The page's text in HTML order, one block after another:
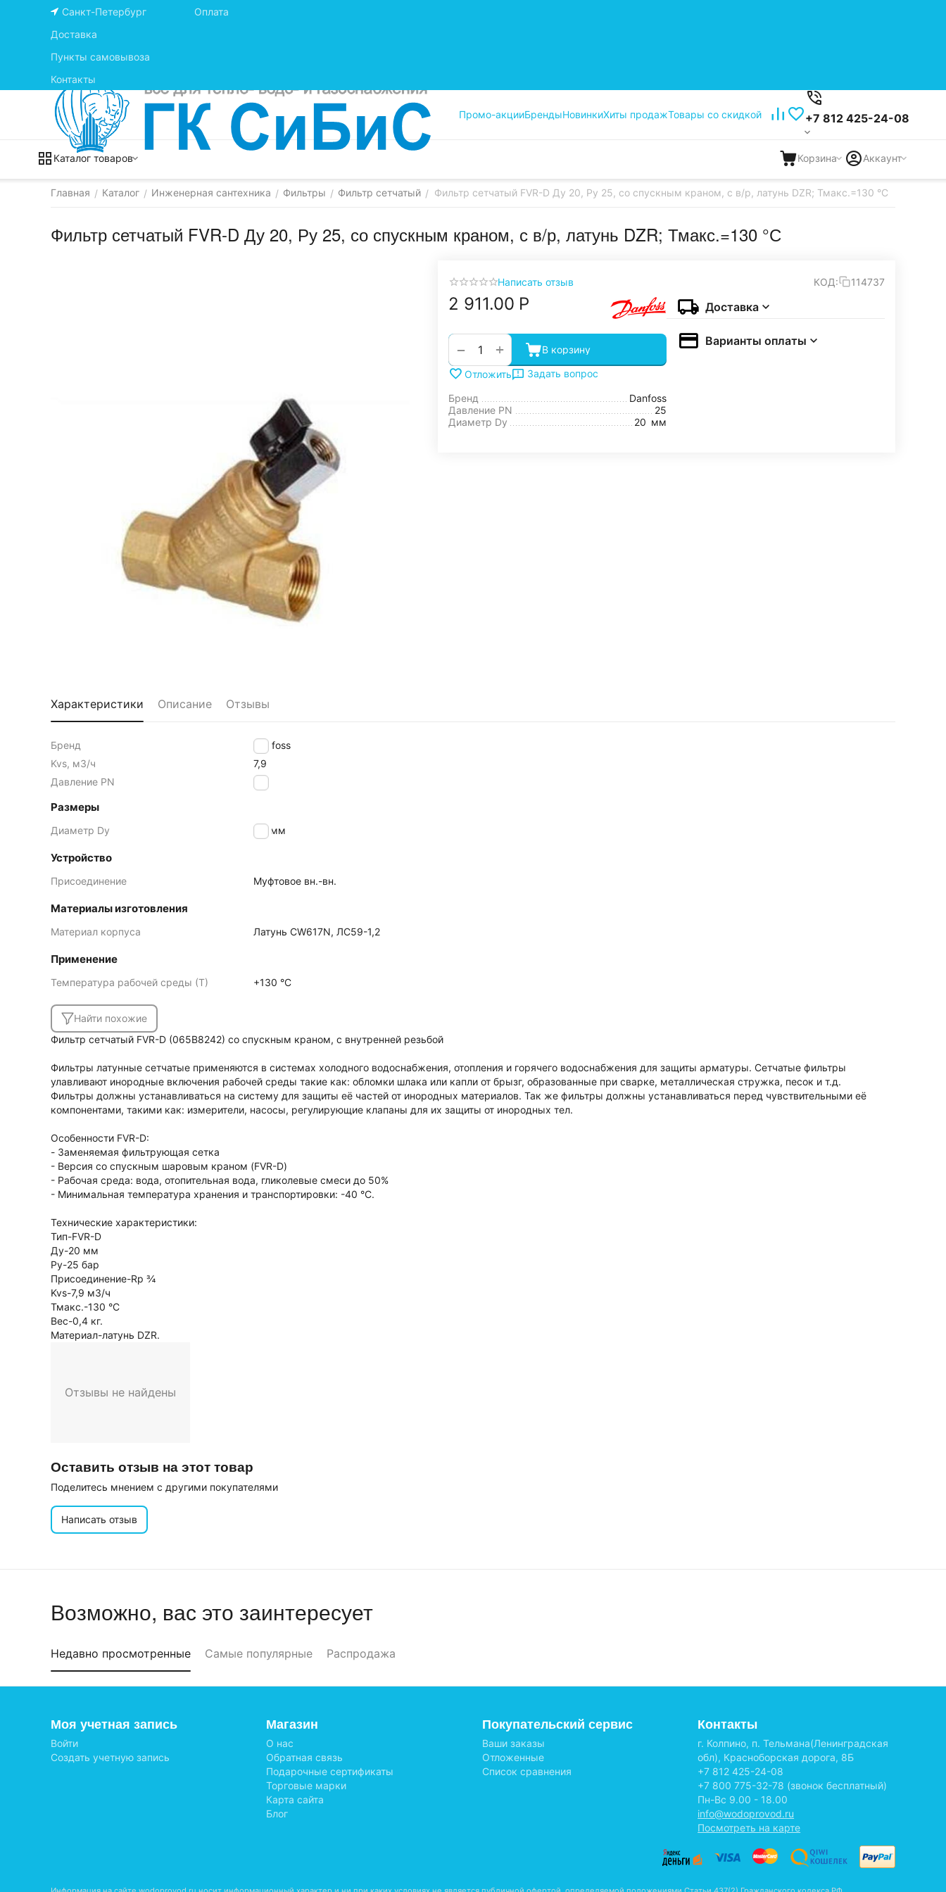
Санкт-Петербург
Оплата
Доставка
Пункты самовывоза
Контакты
Промо-акцииБрендыНовинкиХиты продажТовары со скидкой +7 812 425-24-08
Каталог товаров Корзина Аккаунт
Главная / Каталог / Инженерная сантехника / Фильтры / Фильтр сетчатый / Фильтр сетчатый FVR-D Ду 20, Ру 25, со спускным краном, с в/р, латунь DZR; Тмакс.=130 °С
Фильтр сетчатый FVR-D Ду 20, Ру 25, со спускным краном, с в/р, латунь DZR; Тмакс.=130 °С
Написать отзыв КОД: 114737
2 911.00 Р
+
− В корзину
Отложить Задать вопрос
Бренд
Danfoss
Давление PN
25
Диаметр Dy
20 мм
Доставка
Варианты оплаты
Характеристики Описание Отзывы
Бренд
Danfoss
Kvs, м3/ч
7,9
Давление PN
25
Размеры
Диаметр Dy 20 мм
Устройство
Присоединение Муфтовое вн.-вн.
Материалы изготовления
Материал корпуса Латунь CW617N, ЛС59-1,2
Применение
Температура рабочей среды (Т) +130 °C
Найти похожие
Фильтр сетчатый FVR-D (065B8242) со спускным краном, с внутренней резьбой
Фильтры латунные сетчатые применяются в системах холодного водоснабжения, отопления и горячего водоснабжения для защиты арматуры. Сетчатые фильтры
улавливают инородные включения рабочей среды такие как: обломки шлака или капли от брызг, образованные при сварке, металлическая стружка, песок и т.д.
Фильтры должны устанавливаться на систему для защиты её частей от инородных материалов. Так же фильтры должны устанавливаться перед чувствительными её
компонентами, такими как: измерители, насосы, регулирующие клапаны для их защиты от инородных тел.
Особенности FVR-D:
- Заменяемая фильтрующая сетка
- Версия со спускным шаровым краном (FVR-D)
- Рабочая среда: вода, отопительная вода, гликолевые смеси до 50%
- Минимальная температура хранения и транспортировки: -40 °С.
Технические характеристики:
Тип-FVR-D
Ду-20 мм
Ру-25 бар
Присоединение-Rp ¾
Kvs-7,9 м3/ч
Тмакс.-130 °С
Вес-0,4 кг.
Материал-латунь DZR.
Отзывы не найдены
Оставить отзыв на этот товар
Поделитесь мнением с другими покупателями
Написать отзыв
Возможно, вас это заинтересует
Недавно просмотренные Самые популярные Распродажа
Моя учетная запись
Войти
Создать учетную запись
Магазин
О нас
Обратная связь
Подарочные сертификаты
Торговые марки
Карта сайта
Блог
Покупательский сервис
Ваши заказы
Отложенные
Список сравнения
Контакты
г. Колпино, п. Тельмана(Ленинградская
обл), Красноборская дорога, 8Б
+7 812 425-24-08
+7 800 775-32-78 (звонок бесплатный)
Пн-Вс 9.00 - 18.00
info@wodoprovod.ru
Посмотреть на карте